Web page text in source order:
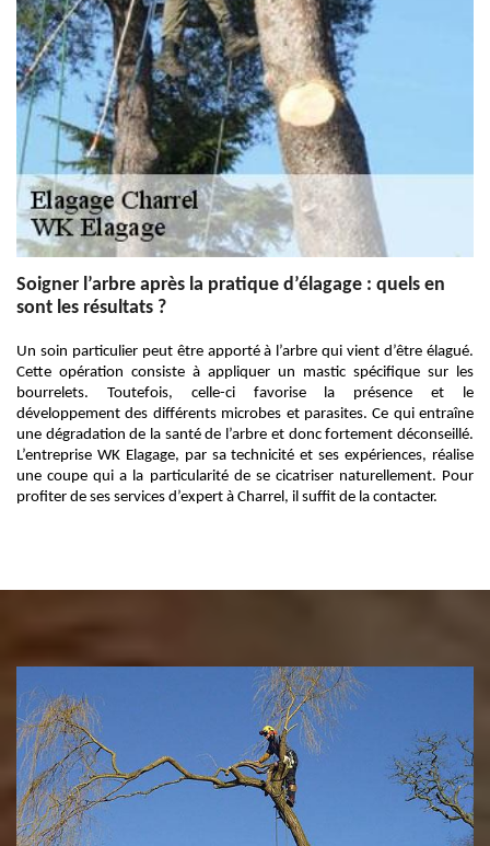
Soigner l’arbre après la pratique d’élagage : quels en
sont les résultats ?
Un soin particulier peut être apporté à l’arbre qui vient d’être élagué.
Cette opération consiste à appliquer un mastic spécifique sur les
bourrelets. Toutefois, celle-ci favorise la présence et le
développement des différents microbes et parasites. Ce qui entraîne
une dégradation de la santé de l’arbre et donc fortement déconseillé.
L’entreprise WK Elagage, par sa technicité et ses expériences, réalise
une coupe qui a la particularité de se cicatriser naturellement. Pour
profiter de ses services d’expert à Charrel, il suffit de la contacter.